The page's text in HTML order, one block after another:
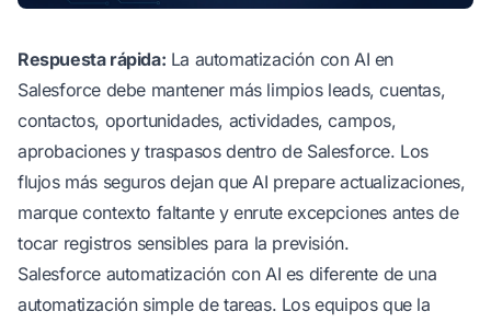
Respuesta rápida: La automatización con AI en
Salesforce debe mantener más limpios leads, cuentas,
contactos, oportunidades, actividades, campos,
aprobaciones y traspasos dentro de Salesforce. Los
flujos más seguros dejan que AI prepare actualizaciones,
marque contexto faltante y enrute excepciones antes de
tocar registros sensibles para la previsión.
Salesforce automatización con AI es diferente de una
automatización simple de tareas. Los equipos que la